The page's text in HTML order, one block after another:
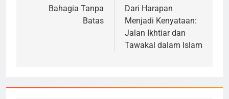
Bahagia Tanpa
Batas
Dari Harapan
Menjadi Kenyataan:
Jalan Ikhtiar dan
Tawakal dalam Islam